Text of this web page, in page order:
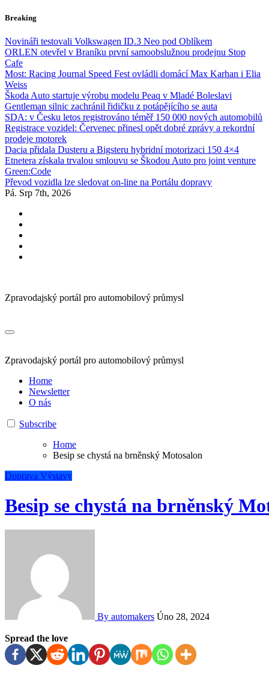
Skip
content
Breaking
Novináři testovali Volkswagen ID.3 Neo pod Oblíkem
ORLEN otevřel v Braníku první samoobslužnou prodejnu Stop
Cafe
Most: Racing Journal Speed Fest ovládli domácí Max Karhan i Elia
Weiss
Škoda Auto startuje výrobu modelu Peaq v Mladé Boleslavi
Gentleman silnic zachránil řidičku z potápějícího se auta
SDA: v Česku letos registrováno téměř 150 000 nových automobilů
Registrace vozidel: Červenec přinesl opět dobré zprávy a rekordní
prodeje motorek
Dacia přidala Dusteru a Bigsteru hybridní motorizaci 150 4×4
Etnetera získala trvalou smlouvu se Škodou Auto pro joint venture
Green:Code
Převod vozidla lze sledovat on-line na Portálu dopravy
Pá. Srp 7th, 2026
Zpravodajský portál pro automobilový průmysl
Zpravodajský portál pro automobilový průmysl
Home
Newsletter
O nás
Subscribe
Home
Besip se chystá na brněnský Motosalon
Doprava Výstavy
Besip se chystá na brněnský
By automakers Úno 28, 2024
Spread the love